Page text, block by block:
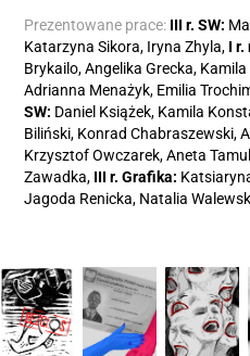
Prezentowane prace: III r. SW:
Katarzyna Sikora, Iryna Zhyla, I r.
Brykailo, Angelika Grecka,
Adrianna Menażyk, Emilia
SW: Daniel Książek, Kamila
Biliński, Konrad Chabraszewski,
Krzysztof Owczarek, Aneta
Zawadka, III r. Grafika:
Jagoda Renicka, Natalia